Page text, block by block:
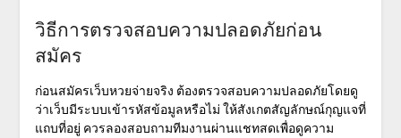
วิธีการตรวจสอบความปลอดภัยก่อน
สมัคร
ก่อนสมัครเว็บหวยจ่ายจริง ต้องตรวจสอบความปลอดภัยโดยดู
ว่าเว็บมีระบบเข้ารหัสข้อมูลหรือไม่ ให้สังเกตสัญลักษณ์กุญแจที่
แถบที่อยู่ ควรลองสอบถามทีมงานผ่านแชทสดเพื่อดูความ